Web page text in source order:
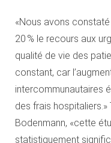
«Nous avons
20 % le recours aux
qualité de vie des
constant, car
intercommunautaires
des frais
Bodenmann, «cette
statistiquement